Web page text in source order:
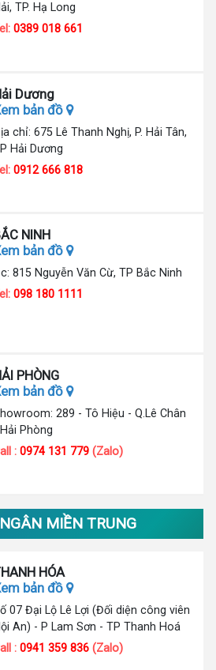
TP. Hạ Long
0389 018 661
Dương
bản đồ
chỉ: 675 Lê Thanh Nghị, P. Hải Tân,
Hải Dương
0912 666 818
NINH
bản đồ
815 Nguyễn Văn Cừ, TP Bắc Ninh
098 180 1111
PHÒNG
bản đồ
289 - Tô Hiệu - Q.Lê Chân
Phòng
:0974 131 779 (Zalo)
MIỀN TRUNG
HÓA
bản đồ
07 Đại Lộ Lê Lợi (Đối diện công viên
An) - P Lam Sơn - TP Thanh Hoá
:0941 359 836 (Zalo)